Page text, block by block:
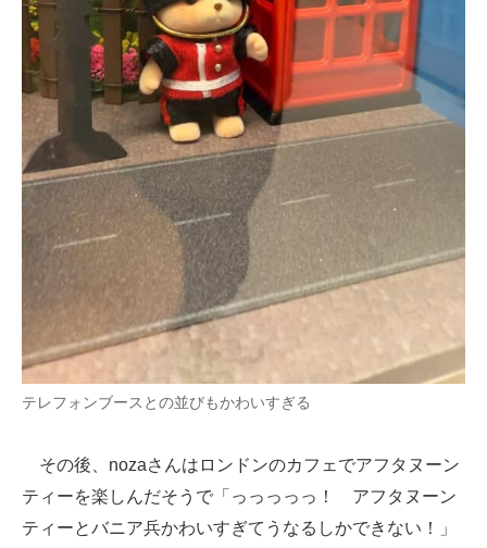
テレフォンブースとの並びもかわいすぎる
その後、nozaさんはロンドンのカフェでアフタヌーン
ティーを楽しんだそうで「っっっっっ！ アフタヌーン
ティーとバニア兵かわいすぎてうなるしかできない！」